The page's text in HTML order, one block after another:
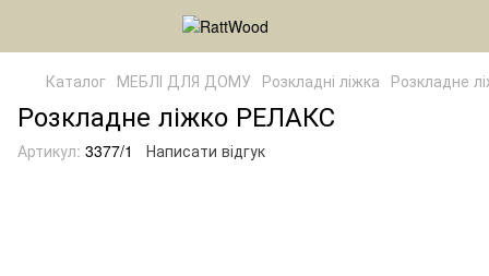
Каталог МЕБЛІ ДЛЯ ДОМУ Розкладні ліжка Розкладне
Розкладне ліжко РЕЛАКС
Артикул: 3377/1 Написати відгук